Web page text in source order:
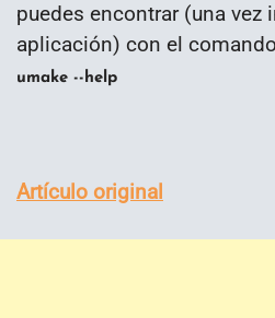
puedes encontrar (una vez
aplicación) con el
umake --help
Artículo original